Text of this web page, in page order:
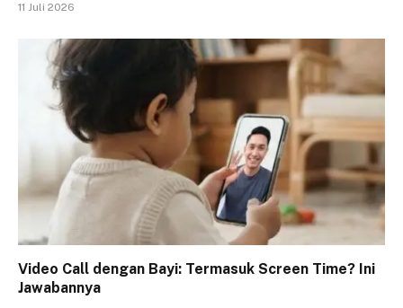
11 Juli 2026
Video Call dengan Bayi: Termasuk Screen Time? Ini
Jawabannya